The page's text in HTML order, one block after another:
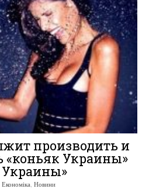
производить и
«коньяк Украины»
Економіка Новини